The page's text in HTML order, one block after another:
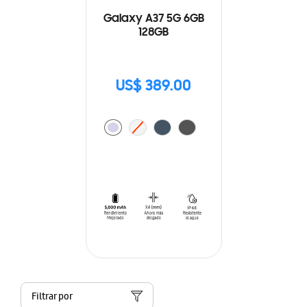
Galaxy A37 5G 6GB
128GB
US$ 389.00
Filtrar por